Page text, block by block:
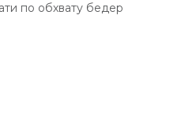
по обхвату бедер